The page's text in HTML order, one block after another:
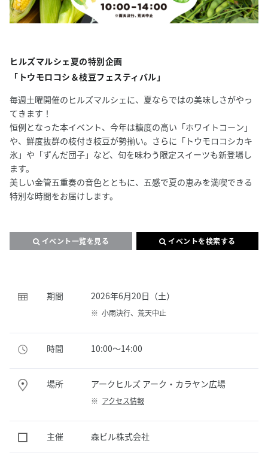
ヒルズマルシェ夏の特別企画
「トウモロコシ＆枝豆フェスティバル」
毎週土曜開催のヒルズマルシェに、夏ならではの美味しさがやっ
てきます！
恒例となった本イベント、今年は糖度の高い「ホワイトコーン」
や、鮮度抜群の枝付き枝豆が勢揃い。さらに「トウモロコシカキ
氷」や「ずんだ団子」など、旬を味わう限定スイーツも新登場し
ます。
美しい金管五重奏の音色とともに、五感で夏の恵みを満喫できる
特別な時間をお届けします。
イベント一覧を見る イベントを検索する
期間 2026年6月20日（土）
※ 小雨決行、荒天中止
時間 10:00～14:00
場所 アークヒルズ アーク・カラヤン広場
※ アクセス情報
主催 森ビル株式会社